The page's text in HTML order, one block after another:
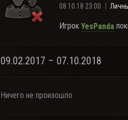
08.10.18 23:00
Игрок YesPanda
09.02.2017 – 07.10.2018
Ничего не произошло